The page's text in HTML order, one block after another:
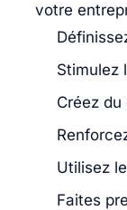
votre
Stimulez
Créez
Utilisez
Faites